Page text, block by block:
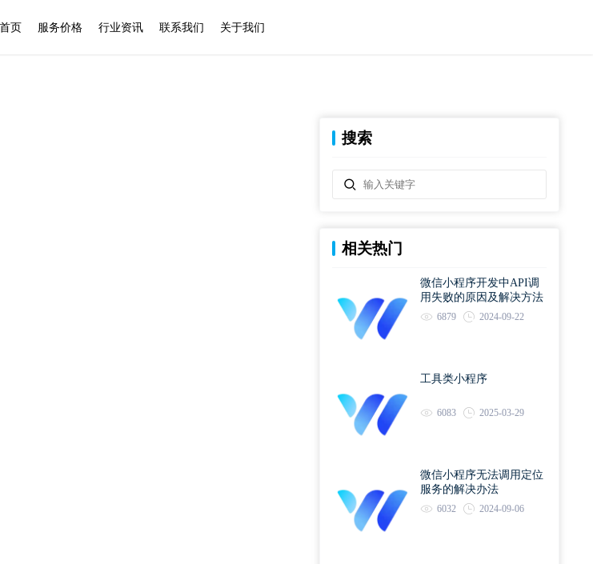
首页 服务价格 行业资讯 联系我们 关于我们
搜索
相关热门
微信小程序开发中API调
用失败的原因及解决方法
6879 2024-09-22
工具类小程序
6083 2025-03-29
微信小程序无法调用定位
服务的解决办法
6032 2024-09-06